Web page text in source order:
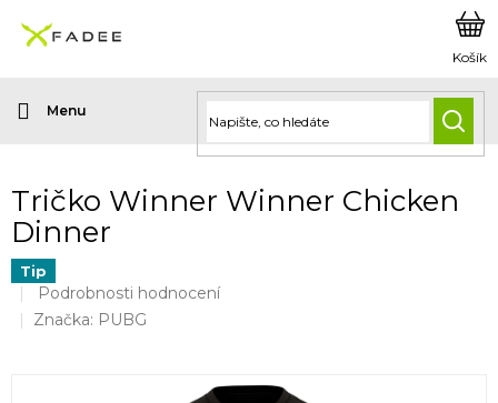
obsah
Tričko Winner Winner Chicken
Dinner
Tip
Průměrné
hodnocení
Podrobnosti hodnocení
Značka: PUBG